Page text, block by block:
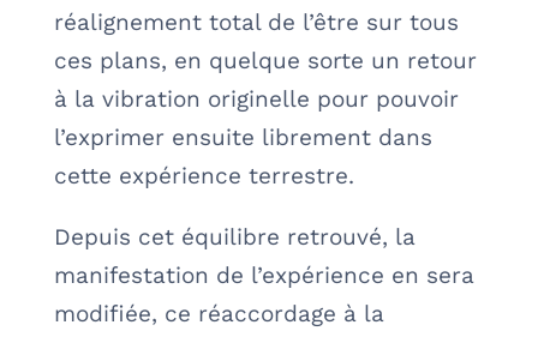
réalignement total de l’être sur tous
ces plans, en quelque sorte un retour
à la vibration originelle pour pouvoir
l’exprimer ensuite librement dans
cette expérience terrestre.
Depuis cet équilibre retrouvé, la
manifestation de l’expérience en sera
modifiée, ce réaccordage à la